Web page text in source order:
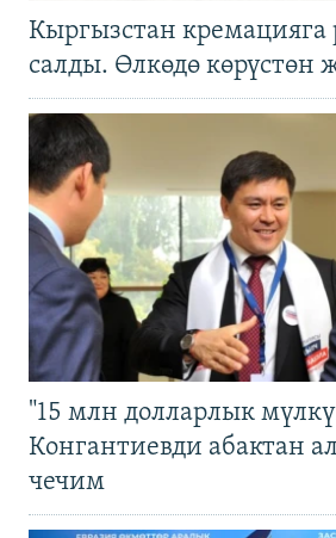
Кыргызстан
салды. Өлкөдө көрүстөн
"15 млн долларлык
Конгантиевди абактан
чечим